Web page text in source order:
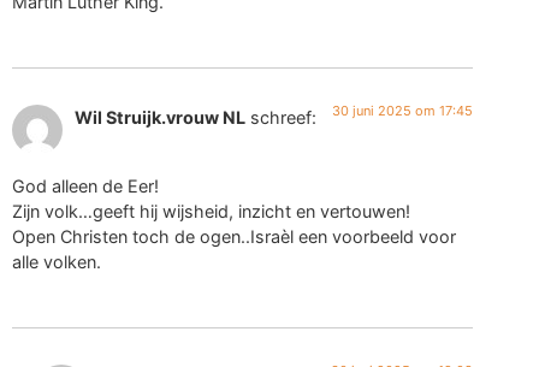
Wil Struijk.vrouw NL schreef: 30 juni 2025 om 17:45
God alleen de Eer!
Zijn volk…geeft hij wijsheid, inzicht en vertouwen!
Open Christen toch de ogen..Israèl een voorbeeld voor
alle volken.